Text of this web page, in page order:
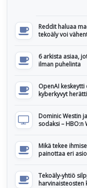
Reddit haluaa
tekoäly voi
6 arkista asiaa,
ilman puhelinta
OpenAI
kyberkyvyt
Dominic Westin
sodaksi – HBO:n
Mikä tekee
painottaa eri
Tekoäly-yhtiö